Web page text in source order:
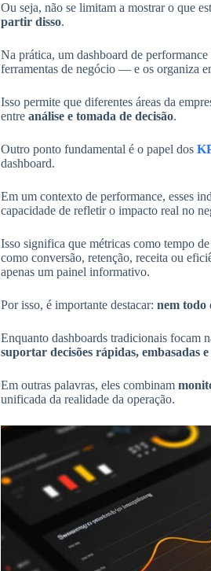
Ou seja, não se limitam a mostrar o que
partir disso.
Na prática, um dashboard de
ferramentas de negócio — e os organiza
Isso permite que diferentes áreas da
entre análise e tomada de decisão.
Outro ponto fundamental é o papel dos
dashboard.
Em um contexto de performance, esses
capacidade de refletir o impacto real no
Isso significa que métricas como tempo
como conversão, retenção, receita ou
apenas um painel informativo.
Por isso, é importante destacar: nem todo
Enquanto dashboards tradicionais focam
suportar decisões rápidas, embasadas
Em outras palavras, eles combinam
unificada da realidade da operação.